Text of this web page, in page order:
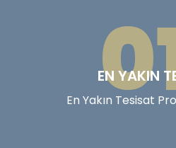
EN YAKIN
En Yakın Tesisat